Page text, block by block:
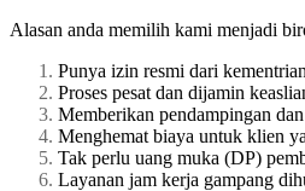
Alasan anda memilih kami menjadi
Punya izin resmi dari
Proses pesat dan dijamin
Memberikan pendampingan
Menghemat biaya untuk klien
Tak perlu uang muka (DP)
Layanan jam kerja gampang